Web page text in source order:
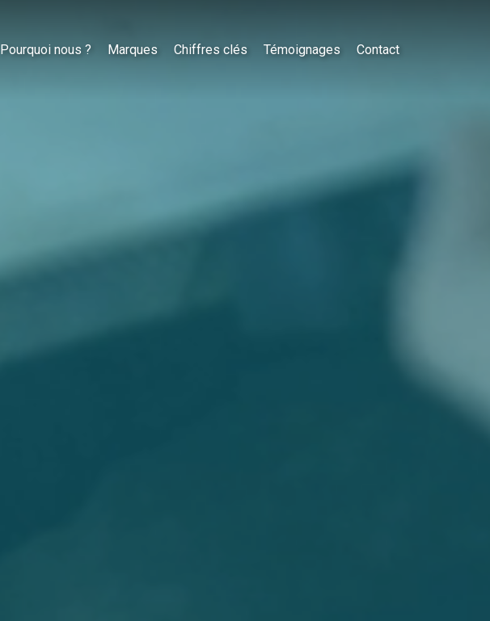
Pourquoi nous ? Marques Chiffres clés Témoignages Contact